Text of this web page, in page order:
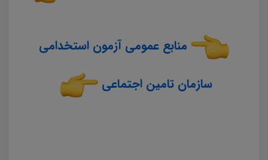
منابع عمومی آزمون استخدامی
سازمان تامین اجتماعی